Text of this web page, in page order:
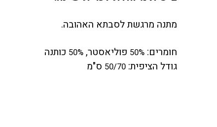
מתנה מרגשת לסבתא האהובה.
חומרים: 50% פוליאסטר, 50% כותנה
גודל הציפית: 50/70 ס"מ